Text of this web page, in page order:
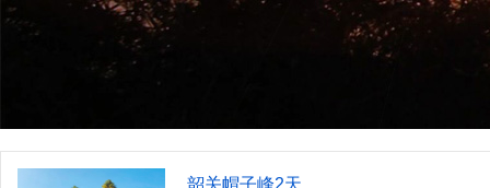
韶关帽子峰2天